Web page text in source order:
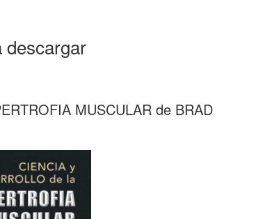
descargar
MUSCULAR de BRAD